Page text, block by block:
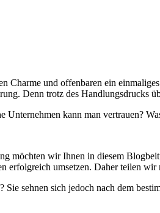
und offenbaren ein
Denn trotz des Handlungsdrucks
kann man vertrauen?
möchten wir Ihnen in diesem
erfolgreich umsetzen. Daher teilen
sehnen sich jedoch nach dem